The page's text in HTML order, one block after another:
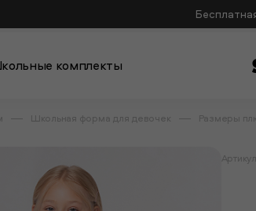
комплекты
Школьная форма для девочек Размеры